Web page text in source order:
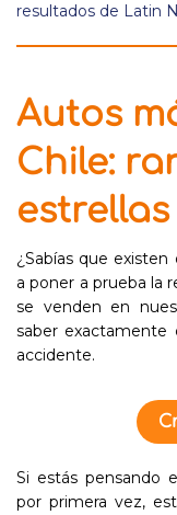
resultados de Latin
Autos
Chile:
estrellas
¿Sabías que
a poner a prueba la
se venden en
saber exactamente
accidente.
Si estás pensando
por primera vez,